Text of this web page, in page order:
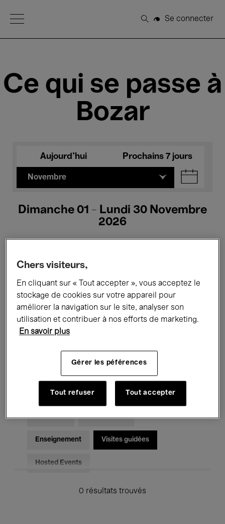
Open Menu
Rechercher
Se connecter
Ce qui se passe à
Bozar
Aujourd'hui Prochains 7 jours
Novembre
Dimanche 01 - Lundi 30 Novembre
2026
Tous les événements Concerts
Expositions Films Performances
Rencontres & Débats
Musique classique Global Music
Musique électronique
Pour tous Kids’ Palace
Enseignement Visites guidées
Hosted Events
0 résultats trouvés
Chers visiteurs,
En cliquant sur « Tout accepter », vous acceptez le
stockage de cookies sur votre appareil pour
améliorer la navigation sur le site, analyser son
utilisation et contribuer à nos efforts de marketing.
En savoir plus
Gérer les péférences
Tout refuser Tout accepter